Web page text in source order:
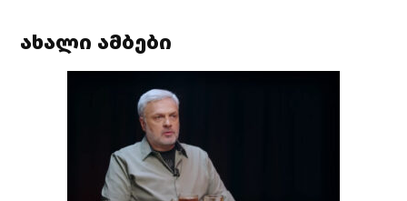
ახალი ამბები